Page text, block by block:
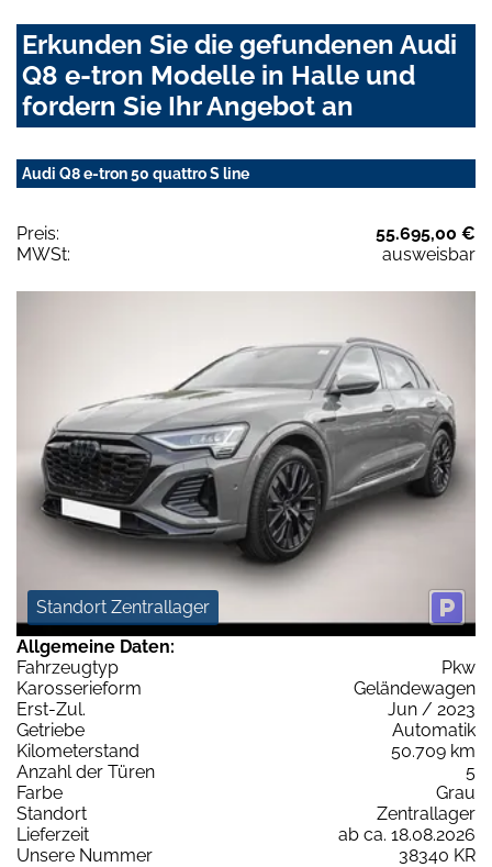
Erkunden Sie die gefundenen Audi
Q8 e-tron Modelle in Halle und
fordern Sie Ihr Angebot an
Audi Q8 e-tron 50 quattro S line
Preis:
55.695,00 €
MWSt:
ausweisbar
Standort Zentrallager
Allgemeine Daten:
Fahrzeugtyp
Pkw
Karosserieform
Geländewagen
Erst-Zul.
Jun / 2023
Getriebe
Automatik
Kilometerstand
50.709 km
Anzahl der Türen
5
Farbe
Grau
Standort
Zentrallager
Lieferzeit
ab ca. 18.08.2026
Unsere Nummer
38340 KR